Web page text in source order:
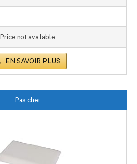
-
Price not available
EN SAVOIR PLUS
Pas cher